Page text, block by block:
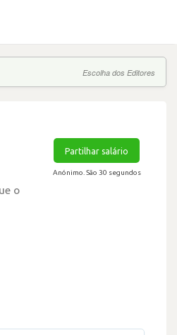
Escolha dos Editores
o
Partilhar salário
Anónimo. São 30 segundos